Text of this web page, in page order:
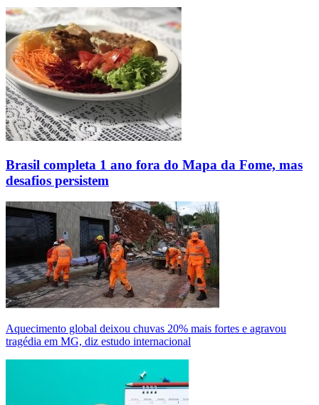
Brasil completa 1 ano fora do Mapa da Fome, mas
desafios persistem
Aquecimento global deixou chuvas 20% mais fortes e agravou
tragédia em MG, diz estudo internacional